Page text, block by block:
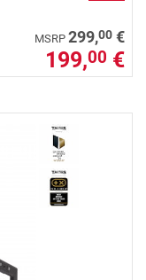
MSRP 299,00 €
199,00 €